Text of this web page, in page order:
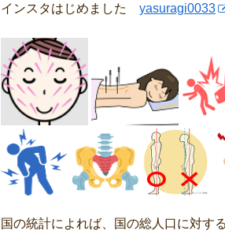
インスタはじめました yasuragi0033
国の統計によれば、国の総人口に対す